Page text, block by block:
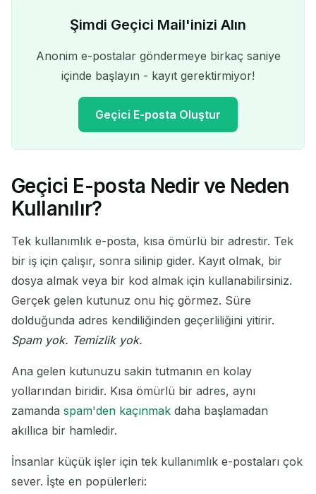
Şimdi Geçici Mail'inizi Alın
Anonim e-postalar göndermeye birkaç saniye
içinde başlayın - kayıt gerektirmiyor!
Geçici E-posta Oluştur
Geçici E-posta Adresiniz:
Kopyala QR
Seçilenleri Sil
Yenile
Sonraki yenileme15saniye içinde
GÖNDEREN KONU EYLEM
Geçici E-posta Nedir ve Neden
Kullanılır?
Tek kullanımlık e-posta, kısa ömürlü bir adrestir. Tek
bir iş için çalışır, sonra silinip gider. Kayıt olmak, bir
dosya almak veya bir kod almak için kullanabilirsiniz.
Gerçek gelen kutunuz onu hiç görmez. Süre
dolduğunda adres kendiliğinden geçerliliğini yitirir.
Spam yok. Temizlik yok.
Ana gelen kutunuzu sakin tutmanın en kolay
yollarından biridir. Kısa ömürlü bir adres, aynı
zamanda spam'den kaçınmak daha başlamadan
akıllıca bir hamledir.
İnsanlar küçük işler için tek kullanımlık e-postaları çok
sever. İşte en popülerleri: